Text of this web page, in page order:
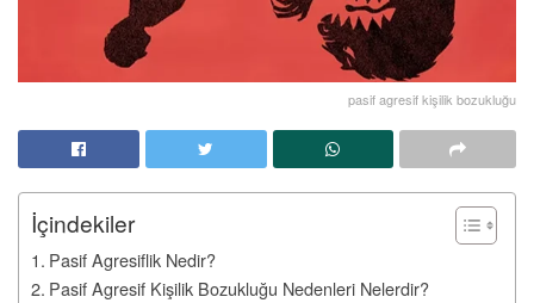
pasif agresif kişilik bozukluğu
İçindekiler
Pasif Agresiflik Nedir?
Pasif Agresif Kişilik Bozukluğu Nedenleri Nelerdir?